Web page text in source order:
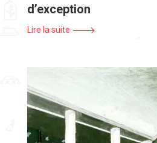
d’exception
Lire la suite